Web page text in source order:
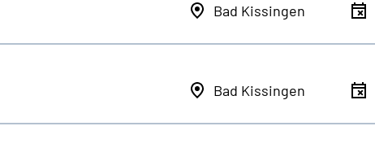
Bad Kissingen
Bad Kissingen